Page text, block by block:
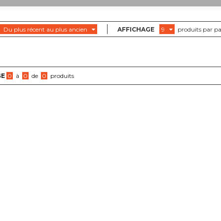
plus récent au plus ancien AFFICHAGE 9 produits par
0 à 0 de 0 produits